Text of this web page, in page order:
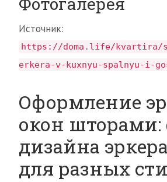
Источник:
https://doma.life/kvartira/
erkera-v-kuxnyu-spalnyu-i-
Оформление
окон шторами:
дизайна
для разных